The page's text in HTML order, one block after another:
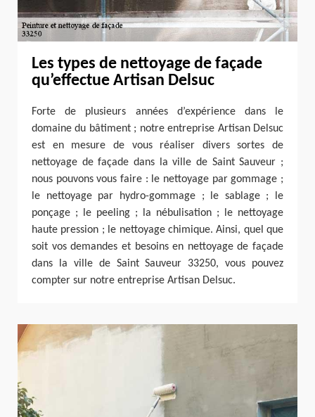
Les types de nettoyage de façade
qu’effectue Artisan Delsuc
Forte de plusieurs années d’expérience dans le
domaine du bâtiment ; notre entreprise Artisan Delsuc
est en mesure de vous réaliser divers sortes de
nettoyage de façade dans la ville de Saint Sauveur ;
nous pouvons vous faire : le nettoyage par gommage ;
le nettoyage par hydro-gommage ; le sablage ; le
ponçage ; le peeling ; la nébulisation ; le nettoyage
haute pression ; le nettoyage chimique. Ainsi, quel que
soit vos demandes et besoins en nettoyage de façade
dans la ville de Saint Sauveur 33250, vous pouvez
compter sur notre entreprise Artisan Delsuc.